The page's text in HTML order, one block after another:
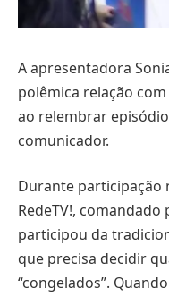
A apresentadora
polêmica relação
ao relembrar
comunicador.
Durante participação
RedeTV!,
participou da
que precisa decidir
“congelados”.